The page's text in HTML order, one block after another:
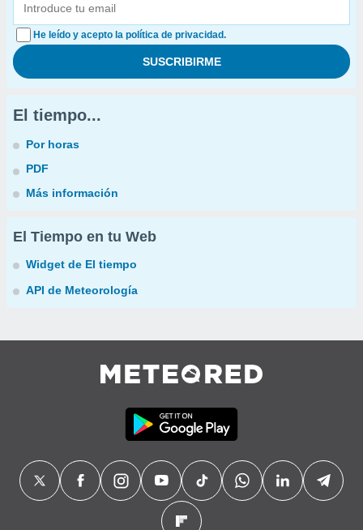
He leído y acepto la política de privacidad.
El tiempo...
Por horas
PDF
Más información
El Tiempo en tu Web
Widget de El tiempo
API de Meteorología